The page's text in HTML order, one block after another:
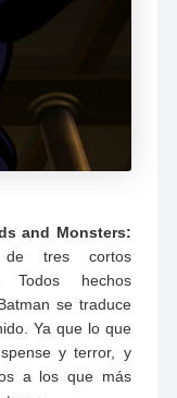
and Monsters:
tres cortos
Todos hechos
se traduce
Ya que lo que
y terror, y
a los que más